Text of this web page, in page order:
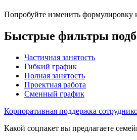
Попробуйте изменить формулировку
Быстрые фильтры
Частичная занятость
Гибкий график
Полная занятость
Проектная работа
Сменный график
Корпоративная поддержка
Какой соцпакет вы предлагаете